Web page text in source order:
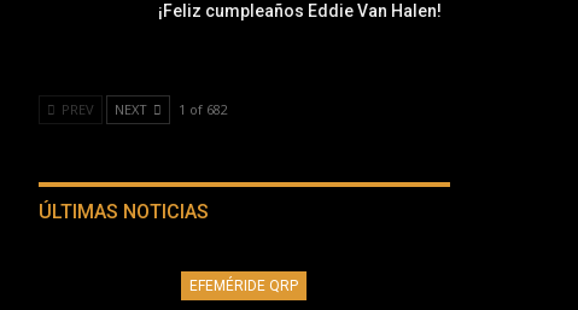
¡Feliz cumpleaños Eddie Van Halen!
PREV NEXT 1 of 682
ÚLTIMAS NOTICIAS
EFEMÉRIDE QRP